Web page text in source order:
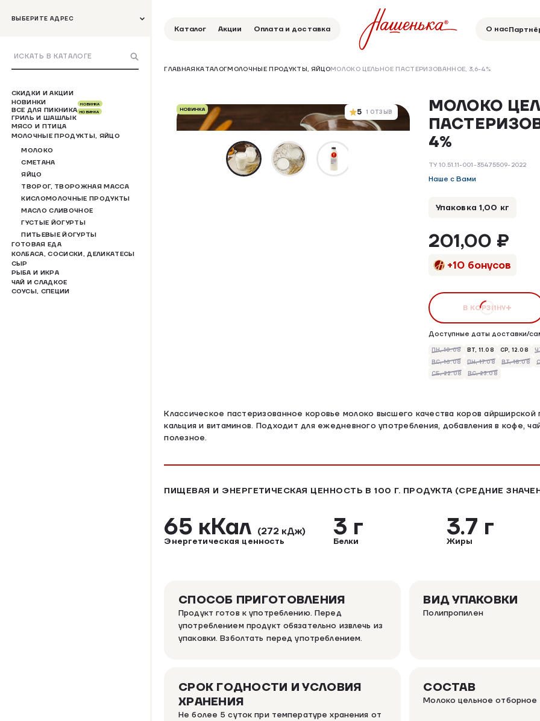
ВЫБЕРИТЕ АДРЕС
СКИДКИ И АКЦИИ
НОВИНКИ
ВСЕ ДЛЯ ПИКНИКА
НОВИНКА
ГРИЛЬ И ШАШЛЫК
НОВИНКА
МЯСО И ПТИЦА
МОЛОЧНЫЕ ПРОДУКТЫ, ЯЙЦО
МОЛОКО
СМЕТАНА
ЯЙЦО
ТВОРОГ, ТВОРОЖНАЯ МАССА
КИСЛОМОЛОЧНЫЕ ПРОДУКТЫ
МАСЛО СЛИВОЧНОЕ
ГУСТЫЕ ЙОГУРТЫ
ПИТЬЕВЫЕ ЙОГУРТЫ
ГОТОВАЯ ЕДА
КОЛБАСА, СОСИСКИ, ДЕЛИКАТЕСЫ
СЫР
РЫБА И ИКРА
ЧАЙ И СЛАДКОЕ
СОУСЫ, СПЕЦИИ
Каталог Акции Оплата и доставка О нас
ГЛАВНАЯКАТАЛОГМОЛОЧНЫЕ ПРОДУКТЫ, ЯЙЦОМОЛОКО ЦЕЛЬНОЕ ПАСТЕРИЗОВАННОЕ, 3,6-4%
НОВИНКА 5 1 ОТЗЫВ НОВИНКА
МОЛОКО
4%
ТУ 10.51.11-001-35475509-2022
Наше с Вами
Доступные даты доставки/
ПН, 10.08 ВТ, 11.08 СР, 12.08
ВС, 16.08
ПН, 17.08 ВТ, 18.08
СБ, 22.08
ВС, 23.08
Упаковка 1,00 кг
201,00 ₽
+10 бонусов
В КОРЗИНУ
Классическое пастеризованное коровье молоко высшего качества коров айрширской
кальция и витаминов. Подходит для ежедневного употребления, добавления в кофе,
полезное.
ПИЩЕВАЯ И ЭНЕРГЕТИЧЕСКАЯ ЦЕННОСТЬ В 100 Г. ПРОДУКТА (СРЕДНИЕ
65 кКал (272 кДж)
Энергетическая ценность
3 г
Белки
3.7 г
Жиры
СПОСОБ ПРИГОТОВЛЕНИЯ
Продукт готов к употреблению. Перед
употреблением продукт обязательно извлечь из
упаковки. Взболтать перед употреблением.
ВИД УПАКОВКИ
Полипропилен
СРОК ГОДНОСТИ И УСЛОВИЯ
ХРАНЕНИЯ
Не более 5 суток при температуре хранения от
СОСТАВ
Молоко цельное отборное